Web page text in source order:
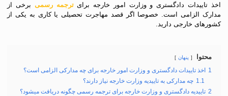
اخذ تاییدات دادگستری و وزارت امور خارجه برایترجمه رسمی برخی از
مدارک الزامی است. خصوصا اگر قصد مهاجرت تحصیلی یا کاری به یکی از
کشورهای خارجی دارید.
محتوا پنهان
1 اخذ تاییدات دادگستری و وزارت امور خارجه برای چه مدارکی الزامی است؟
1.1 چه مدارکی به تاییدیه وزارت خارجه نیاز دارند؟
2 تاییدیه دادگستری و وزارت خارجه برای ترجمه رسمی چگونه دریافت میشود؟